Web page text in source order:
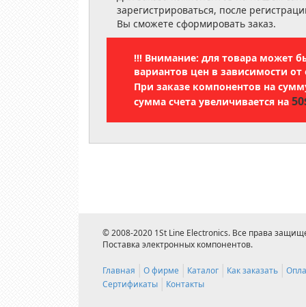
зарегистрироваться, после
Вы сможете сформировать заказ.
!!! Внимание: для товара может
вариантов цен в зависимости от
При заказе компонентов на
сумма счета увеличивается на
© 2008-2020 1St Line Electronics. Все права
Поставка электронных компонентов.
Главная О фирме Каталог Как заказать
Сертификаты
Контакты